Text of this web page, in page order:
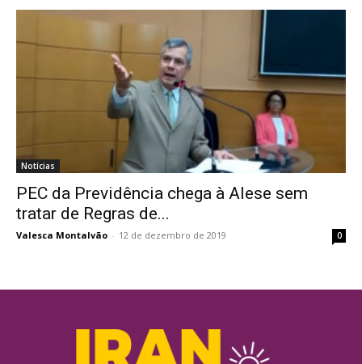
Notícias
PEC da Previdência chega à Alese sem
tratar de Regras de...
Valesca Montalvão - 12 de dezembro de 2019 0